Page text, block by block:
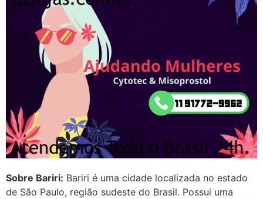
Sobre Bariri: Bariri é uma cidade localizada no estado
de São Paulo, região sudeste do Brasil. Possui uma
http://www.proaborto.com)
Mulheres vocês sabem dizer
quem já tomou os remédio se
depois que para de menstruar
começa a sair um líquido
transparente, se é normal ?
22/05/2026 17:10:05
(879121**** em
http://www.proaborto.com)
Deve ser normal
22/05/2026 17:19:15